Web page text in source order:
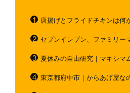
唐揚げとフライドチキンは
セブンイレブン、ファミリー
夏休みの自由研究｜マキシマ
東京都府中市｜からあげ屋な